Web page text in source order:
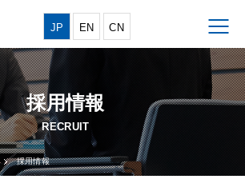
JP EN CN
採用情報
採用情報